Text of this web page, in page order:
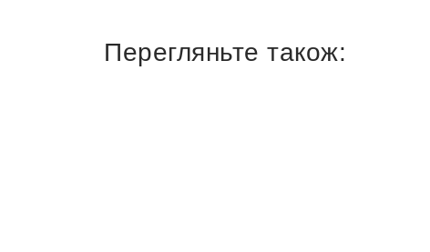
Перегляньте також: